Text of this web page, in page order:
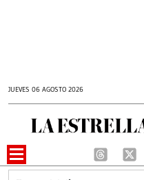
JUEVES 06 AGOSTO 2026